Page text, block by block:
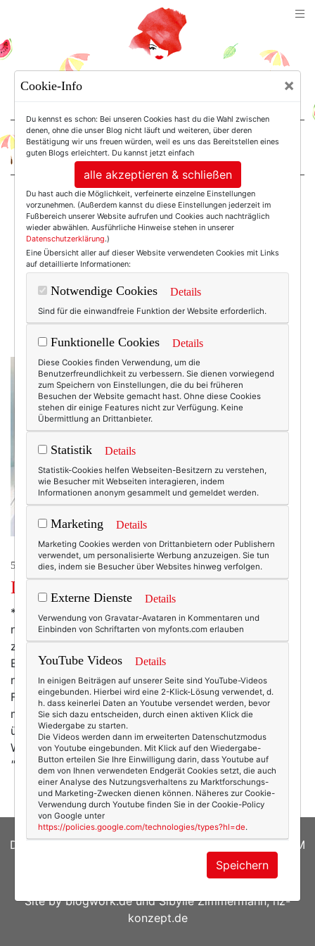
For Women. Not Girls.
Einträge mit dem
Tag: Berline Fashion
Week
50+ LIFESTYLE
Dienstagsschnipsel.
* Hätte ich all das mal früher gewusst. Letzte Woche
nämlich, als ich – nicht zur Fashion Week, aber doch
zeitgleich – in Berlin war. (Zwar trudeln auch bei mir
Einladungen ein, aber bislang war der Reiz einfach
noch nie groß genug, um mich dafür auch wirklich ins
Flugzeug zu setzen. Aber vielleicht ... sollte ich doch
mal?!) Wie auch immer: Wer immer schon mal alles
über die Fashion Week wissen wollte – ICON verrät es:
Was man über die Berliner Modewoche wissen muss.
"Ich krieg die Haare… mehr
DATENSCHUTZERKLÄRUNG
IMPRESSUM
| Susanne Ackstaller
Site byblogwork.deundSibylle Zimmermann, hz-
konzept.de
Cookie-Info ×
Du kennst es schon: Bei unseren Cookies hast du die Wahl zwischen
denen, ohne die unser Blog nicht läuft und weiteren, über deren
Bestätigung wir uns freuen würden, weil es uns das Bereitstellen eines
guten Blogs erleichtert. Du kannst jetzt einfach
alle akzeptieren & schließen
Du hast auch die Möglichkeit, verfeinerte einzelne Einstellungen
vorzunehmen. (Außerdem kannst du diese Einstellungen jederzeit im
Fußbereich unserer Website aufrufen und Cookies auch nachträglich
wieder abwählen. Ausführliche Hinweise stehen in unserer
Datenschutzerklärung.)
Eine Übersicht aller auf dieser Website verwendeten Cookies mit Links
auf detaillierte Informationen:
Notwendige Cookies Details
Sind für die einwandfreie Funktion der Website erforderlich.
Funktionelle Cookies Details
Diese Cookies finden Verwendung, um die
Benutzerfreundlichkeit zu verbessern. Sie dienen vorwiegend
zum Speichern von Einstellungen, die du bei früheren
Besuchen der Website gemacht hast. Ohne diese Cookies
stehen dir einige Features nicht zur Verfügung. Keine
Übermittlung an Drittanbieter.
Statistik Details
Statistik-Cookies helfen Webseiten-Besitzern zu verstehen,
wie Besucher mit Webseiten interagieren, indem
Informationen anonym gesammelt und gemeldet werden.
Marketing Details
Marketing Cookies werden von Drittanbietern oder Publishern
verwendet, um personalisierte Werbung anzuzeigen. Sie tun
dies, indem sie Besucher über Websites hinweg verfolgen.
Externe Dienste Details
Verwendung von Gravatar-Avataren in Kommentaren und
Einbinden von Schriftarten von myfonts.com erlauben
YouTube Videos Details
In einigen Beiträgen auf unserer Seite sind YouTube-Videos
eingebunden. Hierbei wird eine 2-Klick-Lösung verwendet, d.
h. dass keinerlei Daten an Youtube versendet werden, bevor
Sie sich dazu entscheiden, durch einen aktiven Klick die
Wiedergabe zu starten.
Die Videos werden dann im erweiterten Datenschutzmodus
von Youtube eingebunden. Mit Klick auf den Wiedergabe-
Button erteilen Sie Ihre Einwilligung darin, dass Youtube auf
dem von Ihnen verwendeten Endgerät Cookies setzt, die auch
einer Analyse des Nutzungsverhaltens zu Marktforschungs-
und Marketing-Zwecken dienen können. Näheres zur Cookie-
Verwendung durch Youtube finden Sie in der Cookie-Policy
von Google unter
https://policies.google.com/technologies/types?hl=de.
Speichern